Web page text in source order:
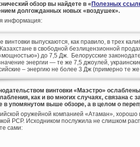
обзор вы найдете в « Полезных
долгожданных новых «воздушек».
информация:
выпускаются, как правило, в трех
в свободной безлицензионной
до 7,5 Дж. Белорусские
энергии — те же 7,5 джоулей,
– энергию не более 3 Дж (примерно те
винтовки «Маэстро»
как и во многих случаях, связана с
в упомянутом выше обзоре, а в целом о
оружейной компанией «Атаман»,
PCP. Исходником послужила не слишком
сами: